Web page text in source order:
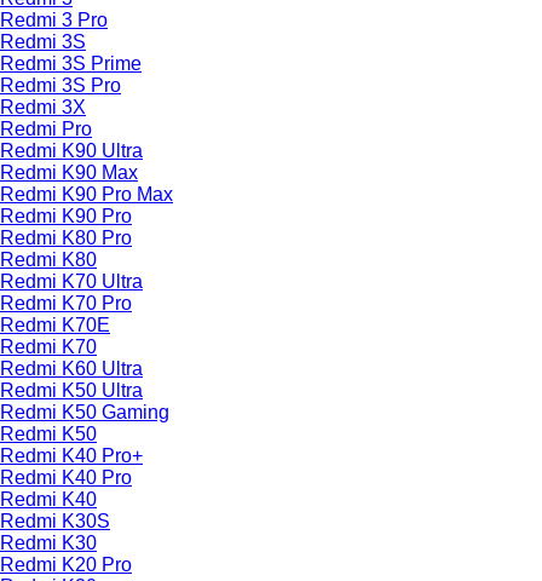
Redmi 3 Pro
Redmi 3S
Redmi 3S Prime
Redmi 3S Pro
Redmi 3X
Redmi Pro
Redmi K90 Ultra
Redmi K90 Max
Redmi K90 Pro Max
Redmi K90 Pro
Redmi K80 Pro
Redmi K80
Redmi K70 Ultra
Redmi K70 Pro
Redmi K70E
Redmi K70
Redmi K60 Ultra
Redmi K50 Ultra
Redmi K50 Gaming
Redmi K50
Redmi K40 Pro+
Redmi K40 Pro
Redmi K40
Redmi K30S
Redmi K30
Redmi K20 Pro